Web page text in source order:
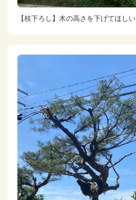
【枝下ろし】木の高さを下げてほしい